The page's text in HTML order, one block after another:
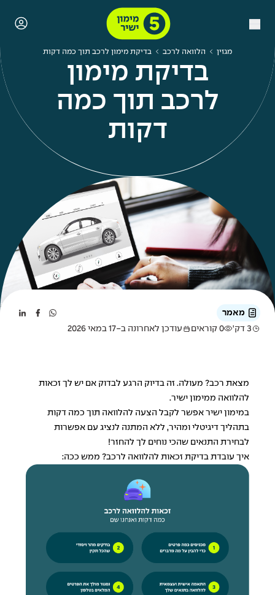
מגזין הלוואה לרכב בדיקת מימון לרכב תוך כמה דקות
בדיקת מימון
לרכב תוך כמה
דקות
מאמר
3 דק'
0 קוראים עודכן לאחרונה ב-17 במאי 2026
מצאת רכב? מעולה. זה בדיוק הרגע לבדוק אם יש לך זכאות
להלוואה ממימון ישיר.
במימון ישיר אפשר לקבל הצעה להלוואה תוך כמה דקות
בתהליך דיגיטלי ומהיר, ללא המתנה לנציג עם אפשרות
לבחירת התנאים שהכי נוחים לך להחזר!
איך עובדת בדיקת זכאות להלוואה לרכב? ממש ככה: